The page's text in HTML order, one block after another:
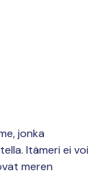
jonka
Itämeri ei voi
meren